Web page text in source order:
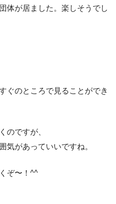
体が居ました。楽しそうでし
ぐのところで見ることができ
のですが、
気があっていいですね。
ぞ〜！^^